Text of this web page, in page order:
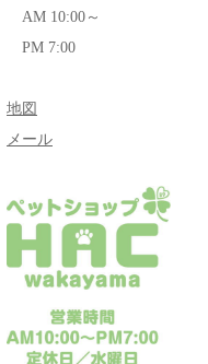
AM 10:00～
PM 7:00
地図
メール